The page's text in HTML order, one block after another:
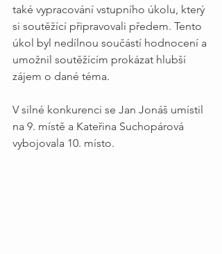
také vypracování vstupního úkolu, který
si soutěžící připravovali předem. Tento
úkol byl nedílnou součástí hodnocení a
umožnil soutěžícím prokázat hlubší
zájem o dané téma.
V silné konkurenci se Jan Jonáš umístil
na 9. místě a Kateřina Suchopárová
vybojovala 10. místo.